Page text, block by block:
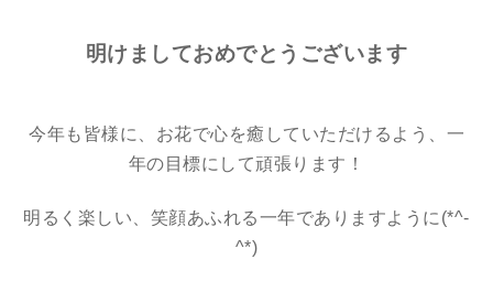
明けましておめでとうございます
今年も皆様に、お花で心を癒していただけるよう、一
年の目標にして頑張ります！
明るく楽しい、笑顔あふれる一年でありますように(*^-
^*)